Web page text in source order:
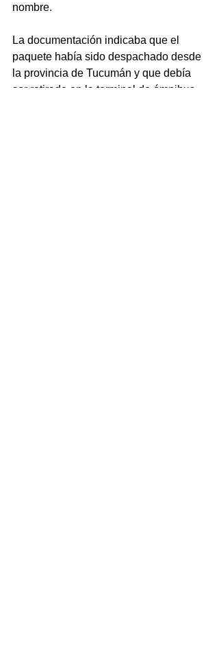
nombre.
La documentación indicaba que el
paquete había sido despachado desde
la provincia de Tucumán y que debía
ser retirado en la terminal de ómnibus